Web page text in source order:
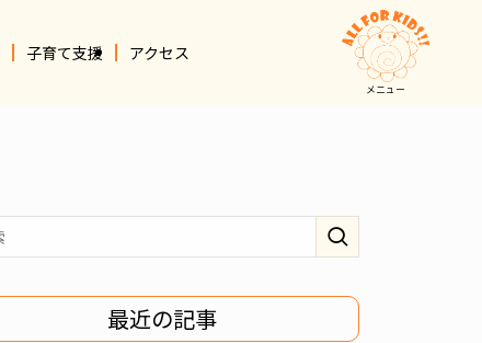
子育て支援 アクセス
メニュー
最近の記事